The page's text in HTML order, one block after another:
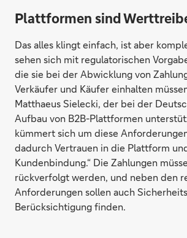
Plattformen sind
Das alles klingt einfach, ist aber
sehen sich mit regulatorischen
die sie bei der Abwicklung von
Verkäufer und Käufer einhalten
Matthaeus Sielecki, der bei der
Aufbau von B2B-Plattformen
kümmert sich um diese
dadurch Vertrauen in die Plattform
Kundenbindung.“ Die Zahlungen
rückverfolgt werden, und neben den
Anforderungen sollen auch
Berücksichtigung finden.